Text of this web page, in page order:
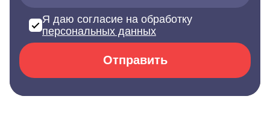
Я даю согласие на обработку
персональных данных
Отправить